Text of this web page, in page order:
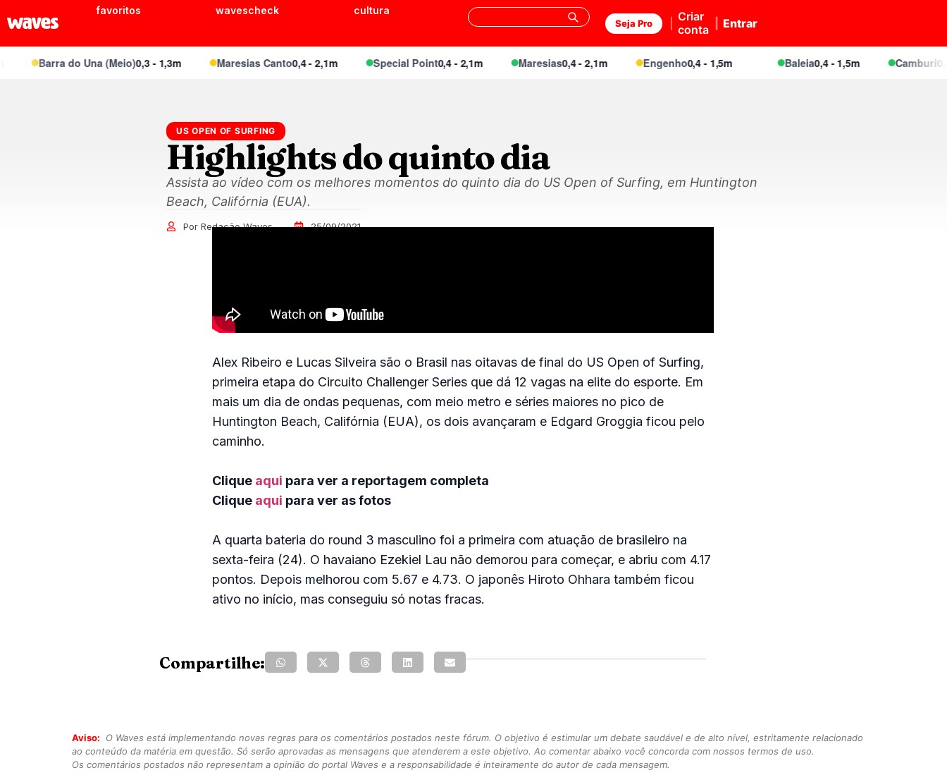
favoritos wavescheck cultura
Seja Pro
Criar
conta
Entrar
Barra do Una (Meio)0,3 - 1,3m Maresias Canto0,4 - 2,1m Special Point0,4 - 2,1m Maresias0,4 - 2,1m Engenho0,4 - 1,5m Baleia0,4 - 1,5m Camburi0,4 -
US OPEN OF SURFING
Highlights do quinto dia
Assista ao vídeo com os melhores momentos do quinto dia do US Open of Surfing, em Huntington
Beach, Califórnia (EUA).
Por Redação Waves 25/09/2021
Alex Ribeiro e Lucas Silveira são o Brasil nas oitavas de final do US Open of Surfing,
primeira etapa do Circuito Challenger Series que dá 12 vagas na elite do esporte. Em
mais um dia de ondas pequenas, com meio metro e séries maiores no pico de
Huntington Beach, Califórnia (EUA), os dois avançaram e Edgard Groggia ficou pelo
caminho.
Clique aqui para ver a reportagem completa
Clique aqui para ver as fotos
A quarta bateria do round 3 masculino foi a primeira com atuação de brasileiro na
sexta-feira (24). O havaiano Ezekiel Lau não demorou para começar, e abriu com 4.17
pontos. Depois melhorou com 5.67 e 4.73. O japonês Hiroto Ohhara também ficou
ativo no início, mas conseguiu só notas fracas.
Compartilhe:
Aviso:
O Waves está implementando novas regras para os comentários postados neste fórum. O objetivo é estimular um debate saudável e de alto nível, estritamente relacionado
ao conteúdo da matéria em questão. Só serão aprovadas as mensagens que atenderem a este objetivo. Ao comentar abaixo você concorda com nossos termos de uso.
Os comentários postados não representam a opinião do portal Waves e a responsabilidade é inteiramente do autor de cada mensagem.